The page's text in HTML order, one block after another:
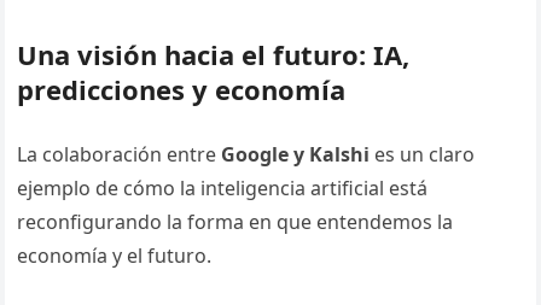
Una visión hacia el futuro: IA,
predicciones y economía
La colaboración entre Google y Kalshi es un claro
ejemplo de cómo la inteligencia artificial está
reconfigurando la forma en que entendemos la
economía y el futuro.